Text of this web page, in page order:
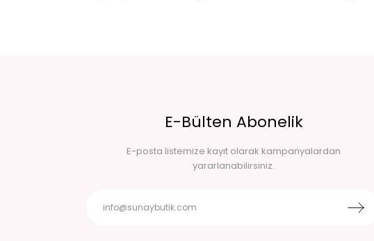
E-Bülten Abonelik
E-posta listemize kayıt olarak kampanyalardan
yararlanabilirsiniz.